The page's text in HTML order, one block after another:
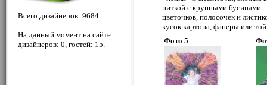
Всего дизайнеров: 9684
На данный момент на сайте
дизайнеров: 0, гостей: 15.
ниткой с крупными
цветочков, полосочек и
кусок картона, фанеры или
Фото 5